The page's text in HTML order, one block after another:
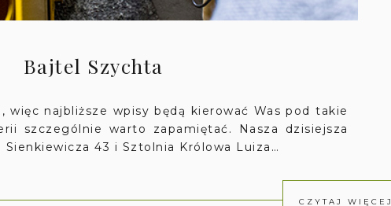
Bajtel Szychta
więc najbliższe wpisy będą kierować Was pod takie
szczególnie warto zapamiętać. Nasza dzisiejsza
43 i Sztolnia Królowa Luiza…
CZYTAJ WIĘCEJ